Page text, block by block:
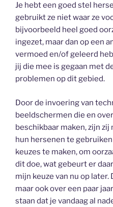
Je hebt een goed stel
gebruikt ze niet waar ze
bijvoorbeeld heel goed
ingezet, maar dan op een
vermoed en/of geleerd
jij die mee is gegaan met
problemen op dit gebied.
Door de invoering van
beeldschermen die en
beschikbaar maken, zijn
hun hersenen te
keuzes te maken, om
dit doe, wat gebeurt er
mijn keuze van nu op later.
maar ook over een paar
staan dat je vandaag al